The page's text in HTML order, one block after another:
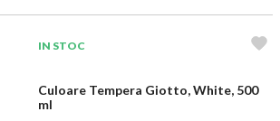
IN STOC
Culoare Tempera Giotto, White, 500
ml